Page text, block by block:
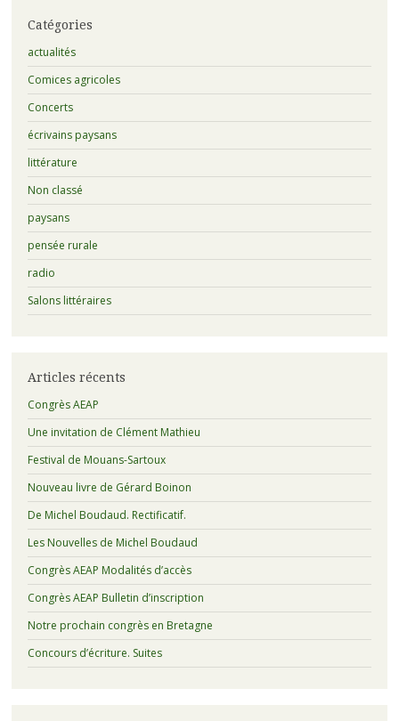
Catégories
actualités
Comices agricoles
Concerts
écrivains paysans
littérature
Non classé
paysans
pensée rurale
radio
Salons littéraires
Articles récents
Congrès AEAP
Une invitation de Clément Mathieu
Festival de Mouans-Sartoux
Nouveau livre de Gérard Boinon
De Michel Boudaud. Rectificatif.
Les Nouvelles de Michel Boudaud
Congrès AEAP Modalités d’accès
Congrès AEAP Bulletin d’inscription
Notre prochain congrès en Bretagne
Concours d’écriture. Suites